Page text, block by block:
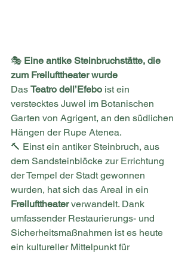
🎭 Eine antike Steinbruchstätte, die
zum Freilufttheater wurde
Das Teatro dell’Efebo ist ein
verstecktes Juwel im Botanischen
Garten von Agrigent, an den südlichen
Hängen der Rupe Atenea.
🔨 Einst ein antiker Steinbruch, aus
dem Sandsteinblöcke zur Errichtung
der Tempel der Stadt gewonnen
wurden, hat sich das Areal in ein
Freilufttheater verwandelt. Dank
umfassender Restaurierungs- und
Sicherheitsmaßnahmen ist es heute
ein kultureller Mittelpunkt für